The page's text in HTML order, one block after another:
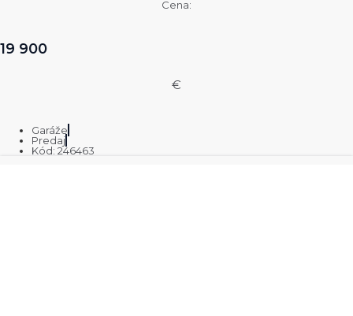
Cena:
19 900
€
Garáže
Predaj
Kód: 246463